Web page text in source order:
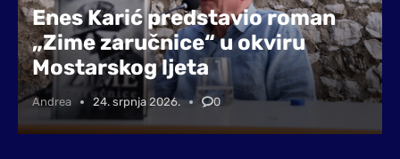
Enes Karić predstavio roman
„Zime zaručnice“ u okviru
Mostarskog ljeta
Andrea 24. srpnja 2026. 0